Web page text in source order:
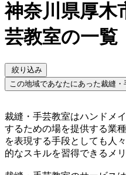
神奈川県厚木
芸教室の一覧
絞り込み
この地域であなたにあった裁縫
裁縫・手芸教室はハンドメ
するための場を提供する業
を表現する手段としても人
的なスキルを習得できるメ